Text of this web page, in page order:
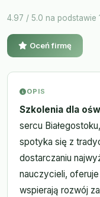
4.97 / 5.0 na podstawie
Oceń firmę
OPIS
Szkolenia dla
sercu
spotyka się z
dostarczaniu
nauczycieli,
wspierają rozwój